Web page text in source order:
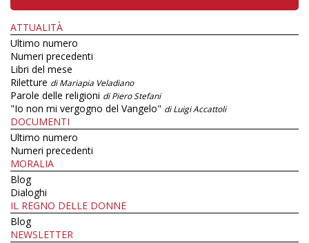
ATTUALITÀ
Ultimo numero
Numeri precedenti
Libri del mese
Riletture di Mariapia Veladiano
Parole delle religioni di Piero Stefani
"Io non mi vergogno del Vangelo" di Luigi Accattoli
DOCUMENTI
Ultimo numero
Numeri precedenti
MORALIA
Blog
Dialoghi
IL REGNO DELLE DONNE
Blog
NEWSLETTER